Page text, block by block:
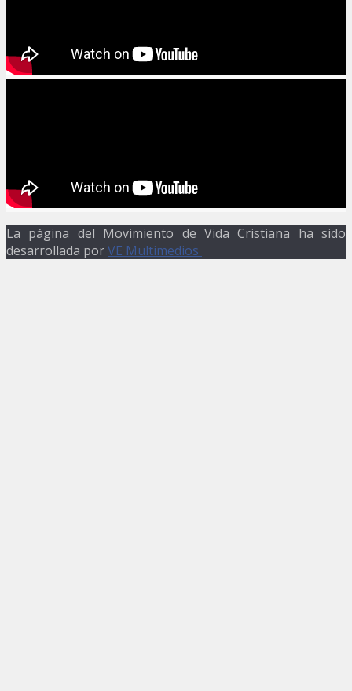
La página del Movimiento de Vida Cristiana ha sido
desarrollada porVE Multimedios